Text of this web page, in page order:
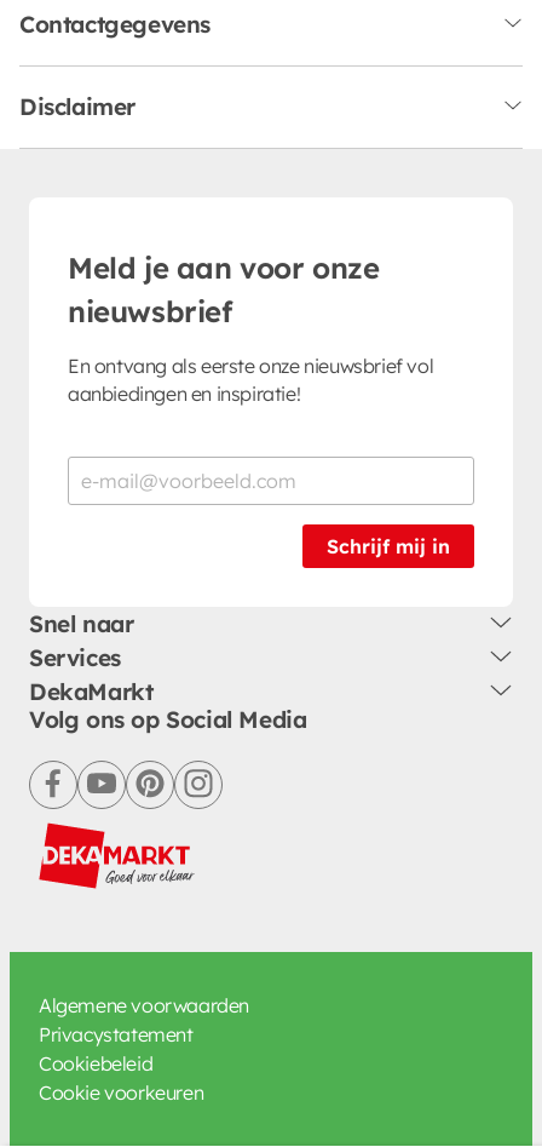
Contactgegevens
Disclaimer
Meld je aan voor onze
nieuwsbrief
En ontvang als eerste onze nieuwsbrief vol
aanbiedingen en inspiratie!
Schrijf mij in
Snel naar
Services
DekaMarkt
Volg ons op Social Media
facebookyoutubepinterestinstagram
Algemene voorwaarden
Privacystatement
Cookiebeleid
Cookie voorkeuren